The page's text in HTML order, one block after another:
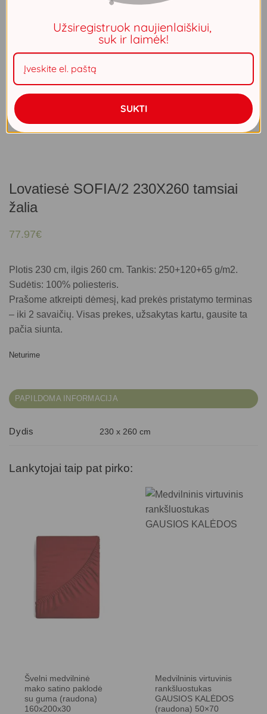
Lovatiesė SOFIA/2 230X260 tamsiai
žalia
77.97€
Plotis 230 cm, ilgis 260 cm. Tankis: 250+120+65 g/m2.
Sudėtis: 100% poliesteris.
Prašome atkreipti dėmesį, kad prekės pristatymo terminas
– iki 2 savaičių. Visas prekes, užsakytas kartu, gausite ta
pačia siunta.
Neturime
PAPILDOMA INFORMACIJA
Dydis 230 x 260 cm
Lankytojai taip pat pirko:
Švelni medvilninė
mako satino paklodė
su guma (raudona)
160x200x30
Medvilninis virtuvinis
rankšluostukas
GAUSIOS KALĖDOS
(raudona) 50×70
Užsiregistruok naujienlaiškiui,
suk ir laimėk!
SUKTI